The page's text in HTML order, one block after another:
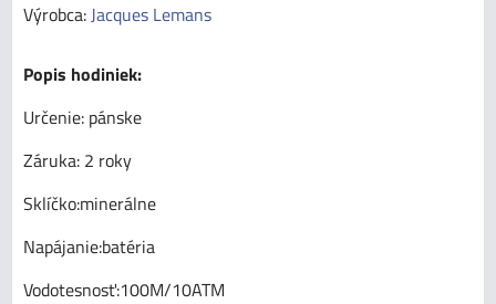
Výrobca:Jacques Lemans
Popis hodiniek:
Určenie: pánske
Záruka: 2 roky
Sklíčko:minerálne
Napájanie:batéria
Vodotesnosť:100M/10ATM